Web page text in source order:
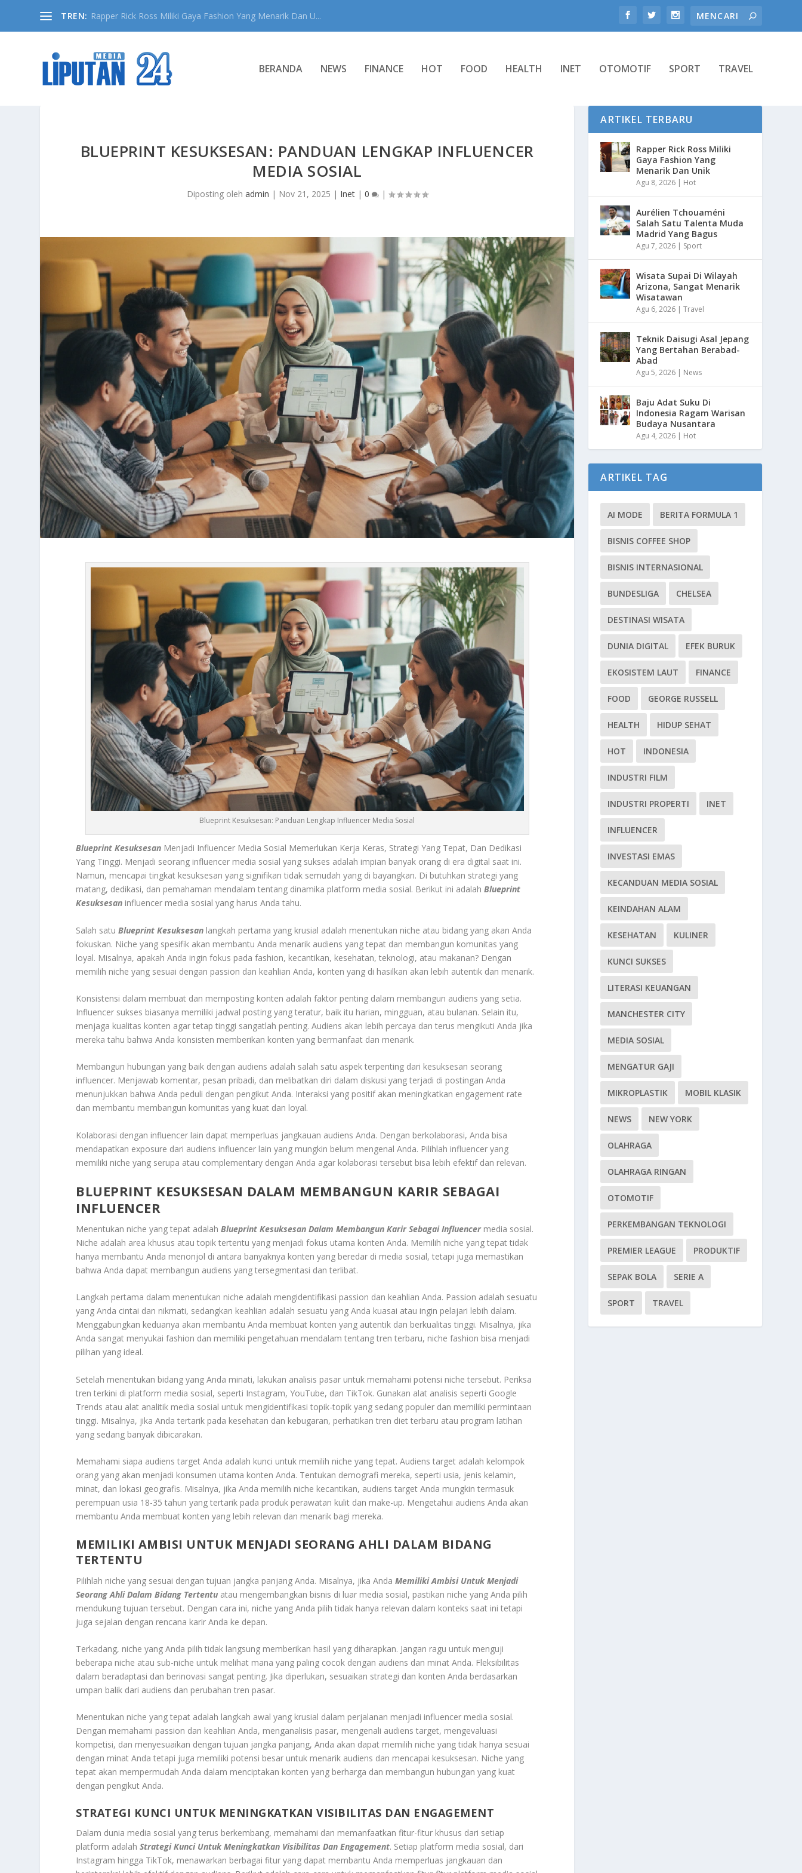
TREN: Rapper Rick Ross Miliki Gaya Fashion Yang Menarik Dan U...
BERANDA NEWS FINANCE HOT FOOD HEALTH INET OTOMOTIF SPORT TRAVEL
BLUEPRINT KESUKSESAN: PANDUAN LENGKAP INFLUENCER
MEDIA SOSIAL
Diposting oleh admin | Nov 21, 2025 | Inet| 0 |
Blueprint Kesuksesan: Panduan Lengkap Influencer Media Sosial
Blueprint Kesuksesan Menjadi Influencer Media Sosial Memerlukan Kerja Keras, Strategi Yang Tepat, Dan Dedikasi
Yang Tinggi. Menjadi seorang influencer media sosial yang sukses adalah impian banyak orang di era digital saat ini.
Namun, mencapai tingkat kesuksesan yang signifikan tidak semudah yang di bayangkan. Di butuhkan strategi yang
matang, dedikasi, dan pemahaman mendalam tentang dinamika platform media sosial. Berikut ini adalahBlueprint
Kesuksesan influencer media sosial yang harus Anda tahu.
Salah satuBlueprint Kesuksesan langkah pertama yang krusial adalah menentukan niche atau bidang yang akan Anda
fokuskan. Niche yang spesifik akan membantu Anda menarik audiens yang tepat dan membangun komunitas yang
loyal. Misalnya, apakah Anda ingin fokus pada fashion, kecantikan, kesehatan, teknologi, atau makanan? Dengan
memilih niche yang sesuai dengan passion dan keahlian Anda, konten yang di hasilkan akan lebih autentik dan menarik.
Konsistensi dalam membuat dan memposting konten adalah faktor penting dalam membangun audiens yang setia.
Influencer sukses biasanya memiliki jadwal posting yang teratur, baik itu harian, mingguan, atau bulanan. Selain itu,
menjaga kualitas konten agar tetap tinggi sangatlah penting. Audiens akan lebih percaya dan terus mengikuti Anda jika
mereka tahu bahwa Anda konsisten memberikan konten yang bermanfaat dan menarik.
Membangun hubungan yang baik dengan audiens adalah salah satu aspek terpenting dari kesuksesan seorang
influencer. Menjawab komentar, pesan pribadi, dan melibatkan diri dalam diskusi yang terjadi di postingan Anda
menunjukkan bahwa Anda peduli dengan pengikut Anda. Interaksi yang positif akan meningkatkan engagement rate
dan membantu membangun komunitas yang kuat dan loyal.
Kolaborasi dengan influencer lain dapat memperluas jangkauan audiens Anda. Dengan berkolaborasi, Anda bisa
mendapatkan exposure dari audiens influencer lain yang mungkin belum mengenal Anda. Pilihlah influencer yang
memiliki niche yang serupa atau complementary dengan Anda agar kolaborasi tersebut bisa lebih efektif dan relevan.
BLUEPRINT KESUKSESAN DALAM MEMBANGUN KARIR SEBAGAI
INFLUENCER
Menentukan niche yang tepat adalahBlueprint Kesuksesan Dalam Membangun Karir Sebagai Influencermedia sosial.
Niche adalah area khusus atau topik tertentu yang menjadi fokus utama konten Anda. Memilih niche yang tepat tidak
hanya membantu Anda menonjol di antara banyaknya konten yang beredar di media sosial, tetapi juga memastikan
bahwa Anda dapat membangun audiens yang tersegmentasi dan terlibat.
Langkah pertama dalam menentukan niche adalah mengidentifikasi passion dan keahlian Anda. Passion adalah sesuatu
yang Anda cintai dan nikmati, sedangkan keahlian adalah sesuatu yang Anda kuasai atau ingin pelajari lebih dalam.
Menggabungkan keduanya akan membantu Anda membuat konten yang autentik dan berkualitas tinggi. Misalnya, jika
Anda sangat menyukai fashion dan memiliki pengetahuan mendalam tentang tren terbaru, niche fashion bisa menjadi
pilihan yang ideal.
Setelah menentukan bidang yang Anda minati, lakukan analisis pasar untuk memahami potensi niche tersebut. Periksa
tren terkini di platform media sosial, seperti Instagram, YouTube, dan TikTok. Gunakan alat analisis seperti Google
Trends atau alat analitik media sosial untuk mengidentifikasi topik-topik yang sedang populer dan memiliki permintaan
tinggi. Misalnya, jika Anda tertarik pada kesehatan dan kebugaran, perhatikan tren diet terbaru atau program latihan
yang sedang banyak dibicarakan.
Memahami siapa audiens target Anda adalah kunci untuk memilih niche yang tepat. Audiens target adalah kelompok
orang yang akan menjadi konsumen utama konten Anda. Tentukan demografi mereka, seperti usia, jenis kelamin,
minat, dan lokasi geografis. Misalnya, jika Anda memilih niche kecantikan, audiens target Anda mungkin termasuk
perempuan usia 18-35 tahun yang tertarik pada produk perawatan kulit dan make-up. Mengetahui audiens Anda akan
membantu Anda membuat konten yang lebih relevan dan menarik bagi mereka.
MEMILIKI AMBISI UNTUK MENJADI SEORANG AHLI DALAM BIDANG
TERTENTU
Pilihlah niche yang sesuai dengan tujuan jangka panjang Anda. Misalnya, jika AndaMemiliki Ambisi Untuk Menjadi
Seorang Ahli Dalam Bidang Tertentu atau mengembangkan bisnis di luar media sosial, pastikan niche yang Anda pilih
mendukung tujuan tersebut. Dengan cara ini, niche yang Anda pilih tidak hanya relevan dalam konteks saat ini tetapi
juga sejalan dengan rencana karir Anda ke depan.
Terkadang, niche yang Anda pilih tidak langsung memberikan hasil yang diharapkan. Jangan ragu untuk menguji
beberapa niche atau sub-niche untuk melihat mana yang paling cocok dengan audiens dan minat Anda. Fleksibilitas
dalam beradaptasi dan berinovasi sangat penting. Jika diperlukan, sesuaikan strategi dan konten Anda berdasarkan
umpan balik dari audiens dan perubahan tren pasar.
Menentukan niche yang tepat adalah langkah awal yang krusial dalam perjalanan menjadi influencer media sosial.
Dengan memahami passion dan keahlian Anda, menganalisis pasar, mengenali audiens target, mengevaluasi
kompetisi, dan menyesuaikan dengan tujuan jangka panjang, Anda akan dapat memilih niche yang tidak hanya sesuai
dengan minat Anda tetapi juga memiliki potensi besar untuk menarik audiens dan mencapai kesuksesan. Niche yang
tepat akan mempermudah Anda dalam menciptakan konten yang berharga dan membangun hubungan yang kuat
dengan pengikut Anda.
STRATEGI KUNCI UNTUK MENINGKATKAN VISIBILITAS DAN ENGAGEMENT
Dalam dunia media sosial yang terus berkembang, memahami dan memanfaatkan fitur-fitur khusus dari setiap
platform adalahStrategi Kunci Untuk Meningkatkan Visibilitas Dan Engagement. Setiap platform media sosial, dari
Instagram hingga TikTok, menawarkan berbagai fitur yang dapat membantu Anda memperluas jangkauan dan
ARTIKEL TERBARU
Rapper Rick Ross Miliki
Gaya Fashion Yang
Menarik Dan Unik
Agu 8, 2026 | Hot
Aurélien Tchouaméni
Salah Satu Talenta Muda
Madrid Yang Bagus
Agu 7, 2026 | Sport
Wisata Supai Di Wilayah
Arizona, Sangat Menarik
Wisatawan
Agu 6, 2026 |Travel
Teknik Daisugi Asal Jepang
Yang Bertahan Berabad-
Abad
Agu 5, 2026 | News
Baju Adat Suku Di
Indonesia Ragam Warisan
Budaya Nusantara
Agu 4, 2026 | Hot
ARTIKEL TAG
AI MODE BERITA FORMULA 1
BISNIS COFFEE SHOP
BISNIS INTERNASIONAL
BUNDESLIGA CHELSEA
DESTINASI WISATA
DUNIA DIGITAL EFEK BURUK
EKOSISTEM LAUT FINANCE
FOOD GEORGE RUSSELL
HEALTH HIDUP SEHAT
HOT INDONESIA
INDUSTRI FILM
INDUSTRI PROPERTI INET
INFLUENCER
INVESTASI EMAS
KECANDUAN MEDIA SOSIAL
KEINDAHAN ALAM
KESEHATAN KULINER
KUNCI SUKSES
LITERASI KEUANGAN
MANCHESTER CITY
MEDIA SOSIAL
MENGATUR GAJI
MIKROPLASTIK MOBIL KLASIK
NEWS NEW YORK
OLAHRAGA
OLAHRAGA RINGAN
OTOMOTIF
PERKEMBANGAN TEKNOLOGI
PREMIER LEAGUE PRODUKTIF
SEPAK BOLA SERIE A
SPORT TRAVEL